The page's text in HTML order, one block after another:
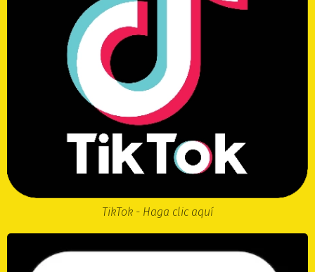
TikTok - Haga clic aquí